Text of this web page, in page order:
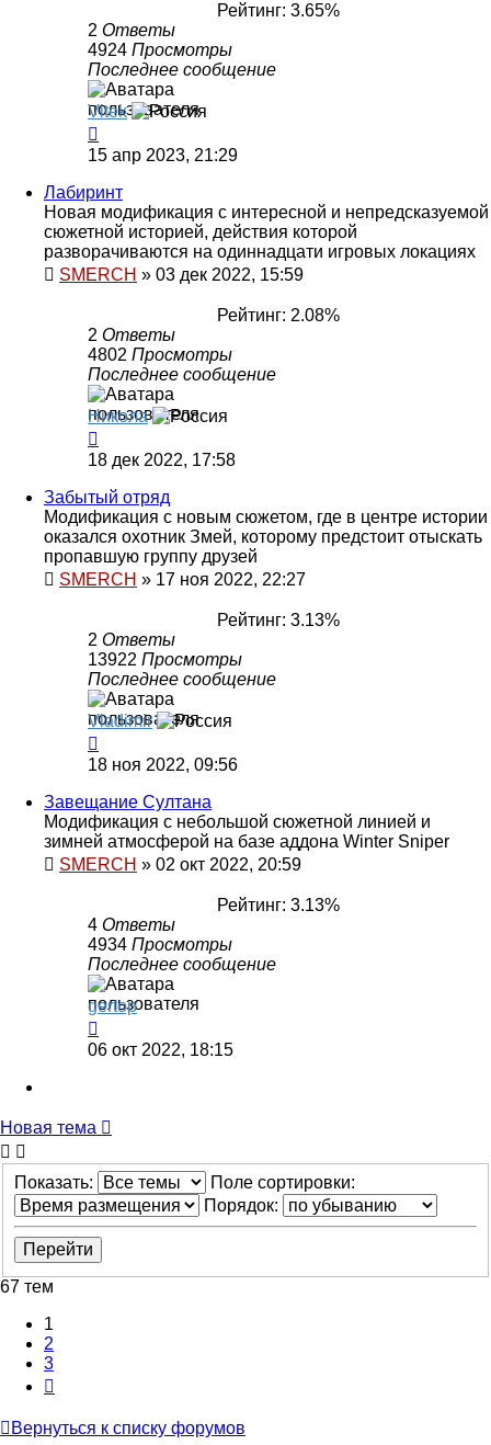
Рейтинг: 3.65%
2 Ответы
4924 Просмотры
Последнее сообщение
Vitek
15 апр 2023, 21:29
Лабиринт
Новая модификация с интересной и непредсказуемой
сюжетной историей, действия которой
разворачиваются на одиннадцати игровых локациях
SMERCH » 03 дек 2022, 15:59
Рейтинг: 2.08%
2 Ответы
4802 Просмотры
Последнее сообщение
Никола
18 дек 2022, 17:58
Забытый отряд
Модификация с новым сюжетом, где в центре истории
оказался охотник Змей, которому предстоит отыскать
пропавшую группу друзей
SMERCH » 17 ноя 2022, 22:27
Рейтинг: 3.13%
2 Ответы
13922 Просмотры
Последнее сообщение
Vladimir
18 ноя 2022, 09:56
Завещание Султана
Модификация с небольшой сюжетной линией и
зимней атмосферой на базе аддона Winter Sniper
SMERCH » 02 окт 2022, 20:59
Рейтинг: 3.13%
4 Ответы
4934 Просмотры
Последнее сообщение
gertop
06 окт 2022, 18:15
Новая тема
Показать:
Поле сортировки:
Порядок:
67 тем
1
2
3
Вернуться к списку форумов